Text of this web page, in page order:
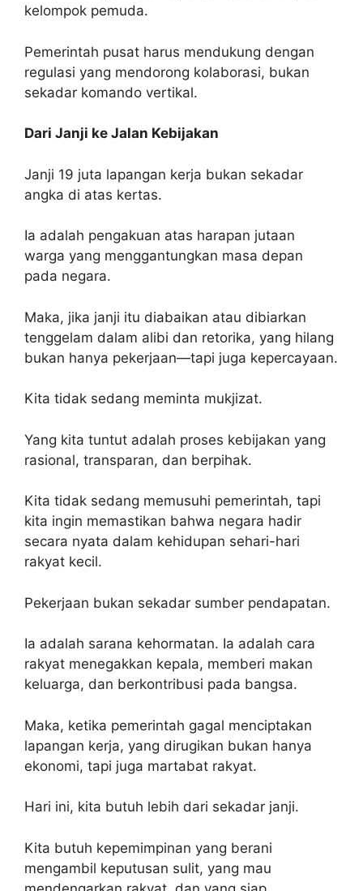
kelompok pemuda.
Pemerintah pusat harus mendukung dengan
regulasi yang mendorong kolaborasi, bukan
sekadar komando vertikal.
Dari Janji ke Jalan Kebijakan
Janji 19 juta lapangan kerja bukan sekadar
angka di atas kertas.
Ia adalah pengakuan atas harapan jutaan
warga yang menggantungkan masa depan
pada negara.
Maka, jika janji itu diabaikan atau dibiarkan
tenggelam dalam alibi dan retorika, yang hilang
bukan hanya pekerjaan—tapi juga kepercayaan.
Kita tidak sedang meminta mukjizat.
Yang kita tuntut adalah proses kebijakan yang
rasional, transparan, dan berpihak.
Kita tidak sedang memusuhi pemerintah, tapi
kita ingin memastikan bahwa negara hadir
secara nyata dalam kehidupan sehari-hari
rakyat kecil.
Pekerjaan bukan sekadar sumber pendapatan.
Ia adalah sarana kehormatan. Ia adalah cara
rakyat menegakkan kepala, memberi makan
keluarga, dan berkontribusi pada bangsa.
Maka, ketika pemerintah gagal menciptakan
lapangan kerja, yang dirugikan bukan hanya
ekonomi, tapi juga martabat rakyat.
Hari ini, kita butuh lebih dari sekadar janji.
Kita butuh kepemimpinan yang berani
mengambil keputusan sulit, yang mau